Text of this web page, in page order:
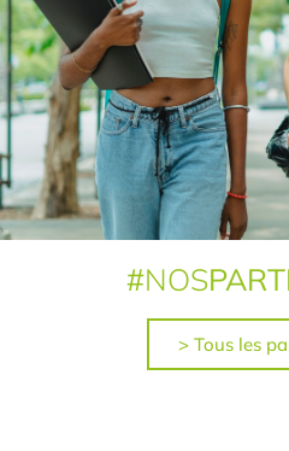
#NOS
> Tous les